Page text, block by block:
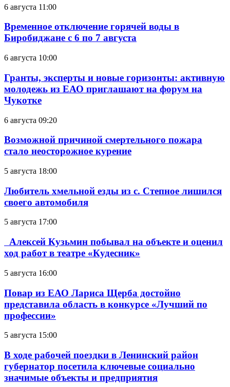
6 августа 11:00
Временное отключение горячей воды в
Биробиджане с 6 по 7 августа
6 августа 10:00
Гранты, эксперты и новые горизонты: активную
молодежь из ЕАО приглашают на форум на
Чукотке
6 августа 09:20
Возможной причиной смертельного пожара
стало неосторожное курение
5 августа 18:00
Любитель хмельной езды из с. Степное лишился
своего автомобиля
5 августа 17:00
Алексей Кузьмин побывал на объекте и оценил
ход работ в театре «Кудесник»
5 августа 16:00
Повар из ЕАО Лариса Щерба достойно
представила область в конкурсе «Лучший по
профессии»
5 августа 15:00
В ходе рабочей поездки в Ленинский район
губернатор посетила ключевые социально
значимые объекты и предприятия